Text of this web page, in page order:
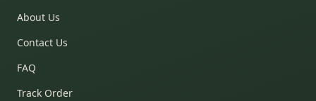
About Us
Contact Us
FAQ
Track Order